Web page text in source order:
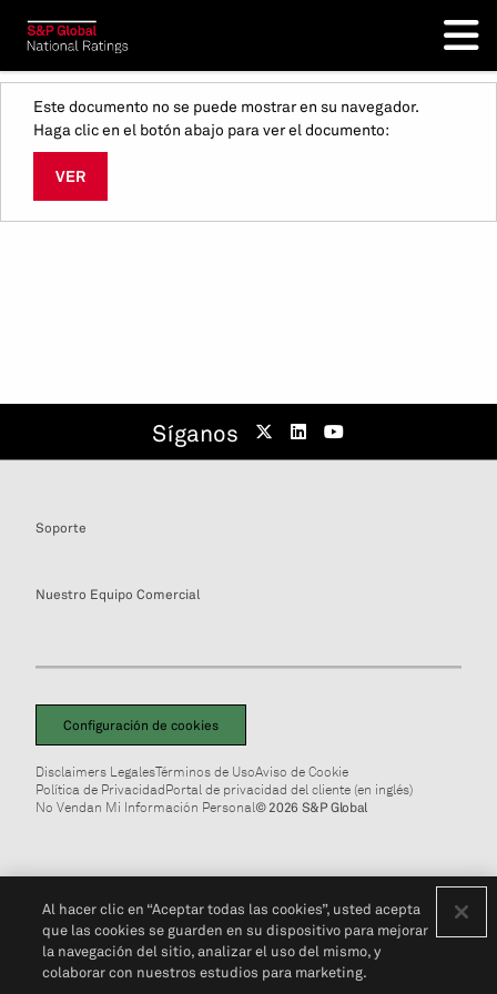
Este documento no se puede mostrar en su navegador.
Haga clic en el botón abajo para ver el documento:
VER
Síganos
Soporte
Nuestro Equipo Comercial
Configuración de cookies
Disclaimers LegalesTérminos de UsoAviso de Cookie
Política de PrivacidadPortal de privacidad del cliente (en inglés)
No Vendan Mi Información Personal© 2026 S&P Global
Al hacer clic en “Aceptar todas las cookies”, usted acepta
que las cookies se guarden en su dispositivo para mejorar
la navegación del sitio, analizar el uso del mismo, y
colaborar con nuestros estudios para marketing.